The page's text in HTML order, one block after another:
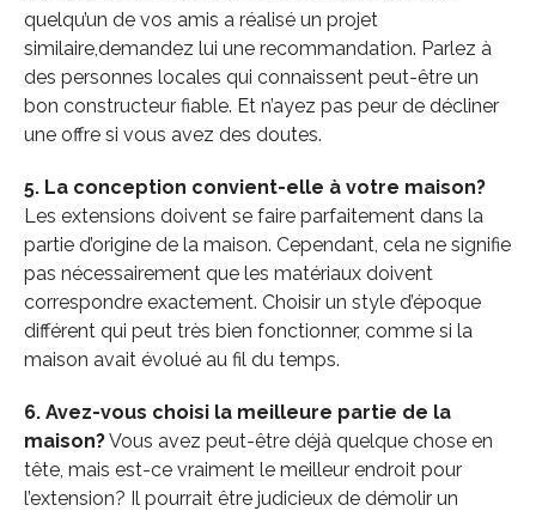
quelqu’un de vos amis a réalisé un projet
similaire,demandez lui une recommandation. Parlez à
des personnes locales qui connaissent peut-être un
bon constructeur fiable. Et n’ayez pas peur de décliner
une offre si vous avez des doutes.
5. La conception convient-elle à votre maison?
Les extensions doivent se faire parfaitement dans la
partie d’origine de la maison. Cependant, cela ne signifie
pas nécessairement que les matériaux doivent
correspondre exactement. Choisir un style d’époque
différent qui peut très bien fonctionner, comme si la
maison avait évolué au fil du temps.
6. Avez-vous choisi la meilleure partie de la
maison?Vous avez peut-être déjà quelque chose en
tête, mais est-ce vraiment le meilleur endroit pour
l’extension? Il pourrait être judicieux de démolir un